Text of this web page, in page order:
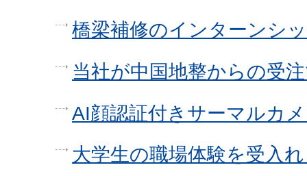
橋梁補修のインターンシ
当社が中国地整からの受
AI顔認証付きサーマルカ
大学生の職場体験を受入